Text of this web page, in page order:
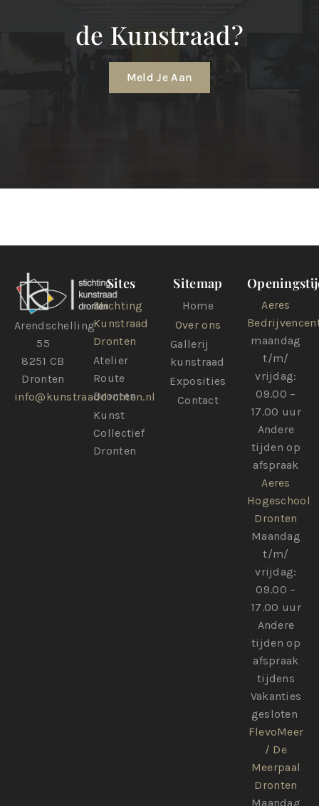
de Kunstraad?
Meld Je Aan
Arendschelling
55
8251 CB
Dronten
info@kunstraaddronten.nl
Sites
Stichting
Kunstraad
Dronten
Atelier
Route
Dronten
Kunst
Collectief
Dronten
Sitemap
Home
Over ons
Gallerij
kunstraad
Exposities
Contact
Aeres
maandag
t/m/
vrijdag:
09.00 –
17.00 uur
Andere
tijden op
afspraak
Aeres
Hogeschool
Dronten
Maandag
t/m/
vrijdag:
09.00 –
17.00 uur
Andere
tijden op
afspraak
tijdens
Vakanties
gesloten
FlevoMeer
/ De
Meerpaal
Dronten
Maandag